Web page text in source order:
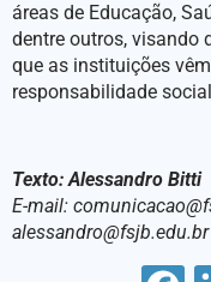
áreas de Educação,
dentre outros, visando
que as instituições
responsabilidade
Texto: Alessandro Bitti
E-mail:
alessandro@fsjb.edu.br